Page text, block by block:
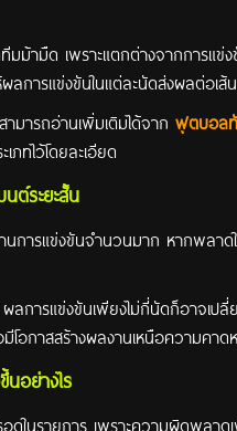
ทีมม้ามืด เพราะแตกต่างจากการ
ารแข่งขันในแต่ละนัดส่งผลต่อเส้
มารถอ่านเพิ่มเติมได้จาก ฟุตบอลทั
ภทไว้โดยละเอียด
ต์ระยะสั้น
การแข่งขันจำนวนมาก หากพลาด
การแข่งขันเพียงไม่กี่นัดก็อาจเป
มีโอกาสสร้างผลงานเหนือความคา
อย่างไร
ในรายการ เพราะความผิดพลา